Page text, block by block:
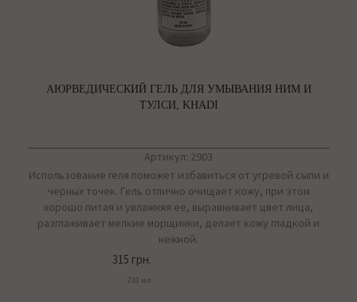
АЮРВЕДИЧЕСКИЙ ГЕЛЬ ДЛЯ УМЫВАНИЯ НИМ И
ТУЛСИ, KHADI
Артикул: 2903
Использование геля поможет избавиться от угревой сыпи и
черных точек. Гель отлично очищает кожу, при этом
хорошо питая и увлажняя ее, выравнивает цвет лица,
разглаживает мелкие морщинки, делает кожу гладкой и
нежной.
315 грн.
210 мл